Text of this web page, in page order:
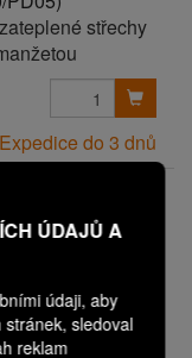
ÚDAJŮ A
údaji, aby
sledoval
reklam
střechy
Expedice do 3 dnů
804 -
PD06)